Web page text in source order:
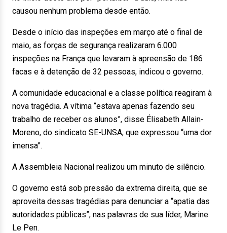
causou nenhum problema desde então.
Desde o início das inspeções em março até o final de
maio, as forças de segurança realizaram 6.000
inspeções na França que levaram à apreensão de 186
facas e à detenção de 32 pessoas, indicou o governo.
A comunidade educacional e a classe política reagiram à
nova tragédia. A vítima “estava apenas fazendo seu
trabalho de receber os alunos”, disse Élisabeth Allain-
Moreno, do sindicato SE-UNSA, que expressou “uma dor
imensa”.
A Assembleia Nacional realizou um minuto de silêncio.
O governo está sob pressão da extrema direita, que se
aproveita dessas tragédias para denunciar a “apatia das
autoridades públicas”, nas palavras de sua líder, Marine
Le Pen.